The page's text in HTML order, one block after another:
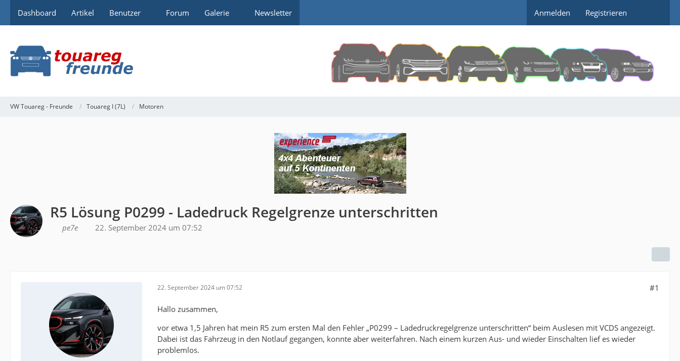
Dashboard Artikel Benutzer Forum Galerie Newsletter Anmelden Registrieren
VW Touareg - Freunde Touareg I (7L) Motoren
R5 Lösung P0299 - Ladedruck Regelgrenze unterschritten
pe7e 22. September 2024 um 07:52
22. September 2024 um 07:52 #1
Hallo zusammen,
vor etwa 1,5 Jahren hat mein R5 zum ersten Mal den Fehler „P0299 – Ladedruckregelgrenze unterschritten“ beim Auslesen mit VCDS angezeigt.
Dabei ist das Fahrzeug in den Notlauf gegangen, konnte aber weiterfahren. Nach einem kurzen Aus- und wieder Einschalten lief es wieder
problemlos.